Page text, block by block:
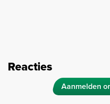
Reacties
Aanmelden